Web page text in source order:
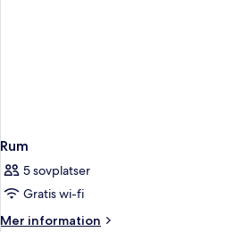
Rum
5 sovplatser
Gratis wi-fi
Mer information
Mer